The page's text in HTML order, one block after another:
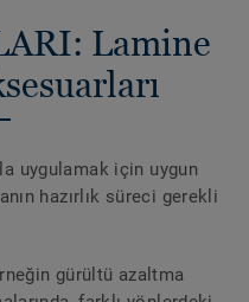
Lamine
uygulamak için uygun
hazırlık süreci gerekli
gürültü azaltma